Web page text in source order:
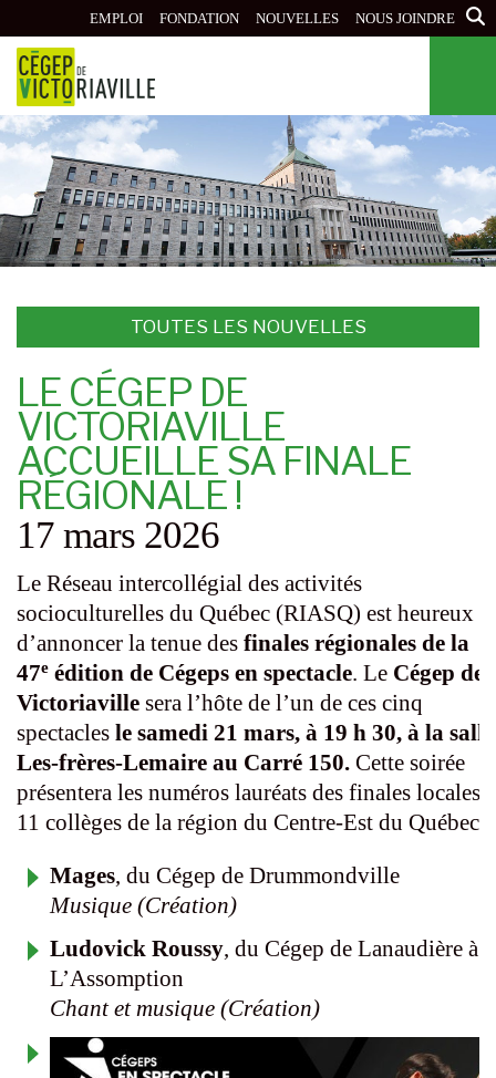
au
contenu
principal
EMPLOI FONDATION NOUVELLES NOUS JOINDRE
TOUTES LES NOUVELLES
LE CÉGEP DE
VICTORIAVILLE
ACCUEILLE SA FINALE
RÉGIONALE !
17 mars 2026
Le Réseau intercollégial des activités
socioculturelles du Québec (RIASQ) est heureux
d’annoncer la tenue des finales régionales de la
47e édition de Cégeps en spectacle. Le Cégep de
Victoriaville sera l’hôte de l’un de ces cinq
spectacles le samedi 21 mars, à 19 h 30, à la salle
Les-frères-Lemaire au Carré 150. Cette soirée
présentera les numéros lauréats des finales locales
11 collèges de la région du Centre-Est du Québec :
Mages, du Cégep de Drummondville
Musique (Création)
Ludovick Roussy, du Cégep de Lanaudière à
L’Assomption
Chant et musique (Création)